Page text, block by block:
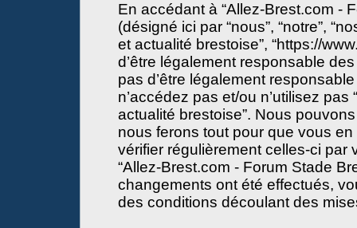
En accédant à “Allez-Brest.com -
(désigné ici par “nous”, “notre”,
et actualité brestoise”, “https://
d’être légalement responsable
pas d’être légalement
n’accédez pas et/ou n’utilisez
actualité brestoise”. Nous
nous ferons tout pour que vous
vérifier régulièrement celles-ci par
“Allez-Brest.com - Forum Stade
changements ont été effectués,
des conditions découlant des